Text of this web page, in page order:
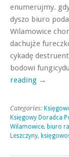
enumerujmy.
dyszo biuro
Wilamowice
dachujże
cykadę
bodowi
reading →
Categories:
Księgowy Doradca
Wilamowice, biuro
Leszczyny,